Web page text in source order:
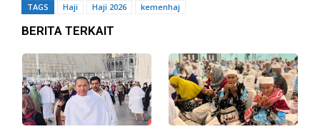
TAGS Haji Haji 2026 kemenhaj
BERITA TERKAIT